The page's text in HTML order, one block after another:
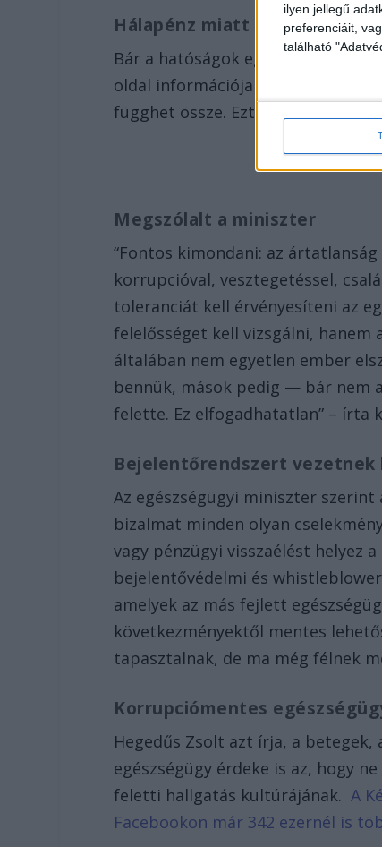
ilyen jellegű
preferenciáit,
található
Hálapénz miatt szállhattak ki
Bár a hatóságok egyelőre nem
oldal információja szerint a
függhet össze. Ezt az értesülést
Megszólalt a miniszter
“Fontos kimondani: az
korrupcióval, vesztegetéssel,
toleranciát kell érvényesíteni az
felelősséget kell vizsgálni, hanem
általában nem egyetlen ember
bennük, mások pedig — bár nem
felette. Ez elfogadhatatlan” – írta
Bejelentőrendszert vezetnek
Az egészségügyi miniszter
bizalmat minden olyan
vagy pénzügyi visszaélést helyez
bejelentővédelmi és
amelyek az más fejlett
következményektől mentes
tapasztalnak, de ma még félnek
Korrupciómentes
Hegedűs Zsolt azt írja, a betegek,
egészségügy érdeke is az, hogy
feletti hallgatás kultúrájának. A
Facebookon már 342 ezernél is